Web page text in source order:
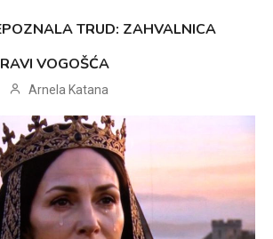
TRUD: ZAHVALNICA
VOGOŠĆA
Arnela Katana